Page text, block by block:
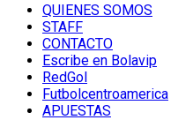
QUIENES SOMOS
STAFF
CONTACTO
Escribe en Bolavip
RedGol
Futbolcentroamerica
APUESTAS